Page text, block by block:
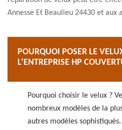
Annesse Et Beaulieu 24430 et aux
POURQUOI POSER LE
L’ENTREPRISE HP
Pourquoi choisir le velux ?
nombreux modèles de la
autres modèles